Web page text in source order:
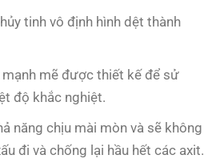
tinh vô định hình dệt thành
mẽ được thiết kế để sử
độ khắc nghiệt.
năng chịu mài mòn và sẽ không
đi và chống lại hầu hết các axit.